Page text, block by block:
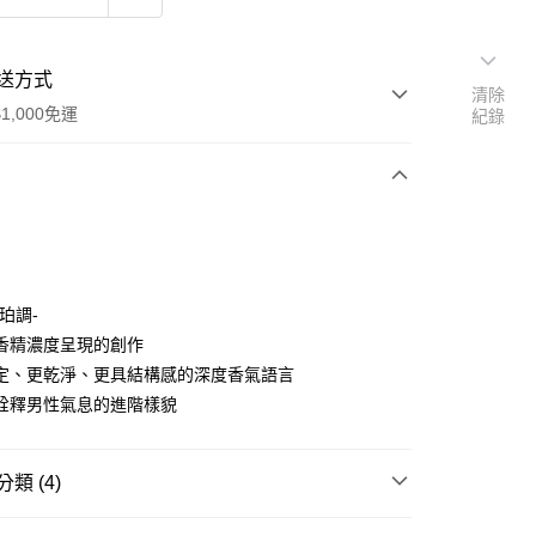
方式
免運
貨
滿NT$1,000(含以上)免運費
，滿NT$1,000(含以上)免運費
調-
精濃度呈現的創作
、更乾淨、更具結構感的深度香氣語言
釋男性氣息的進階樣貌
類 (4)
清除
紀錄